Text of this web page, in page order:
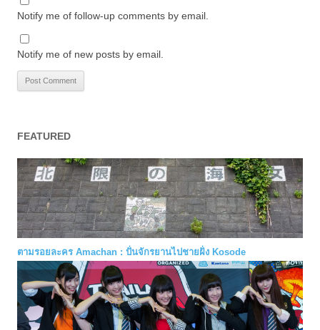
Notify me of follow-up comments by email.
Notify me of new posts by email.
FEATURED
ตามรอยละคร Amachan : ปั่นจักรยานไปชายฝั่ง Kosode